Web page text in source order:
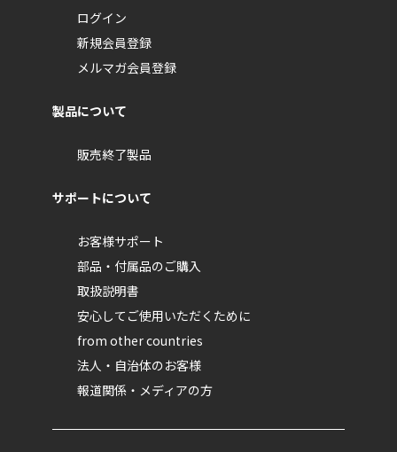
ログイン
新規会員登録
メルマガ会員登録
製品について
販売終了製品
サポートについて
お客様サポート
部品・付属品のご購入
取扱説明書
安心してご使用いただくために
from other countries
法人・自治体のお客様
報道関係・メディアの方